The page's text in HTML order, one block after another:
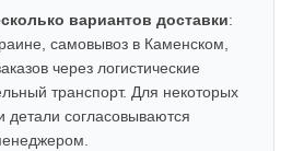
вариантов доставки:
самовывоз в Каменском,
через логистические
транспорт. Для некоторых
детали согласовываются